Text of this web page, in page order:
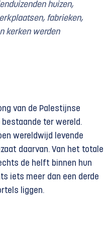
huizen,
fabrieken,
kerken werden
van de Palestijnse
bestaande ter wereld.
wereldwijd levende
daarvan. Van het totale
de helft binnen hun
iets meer dan een derde
liggen.